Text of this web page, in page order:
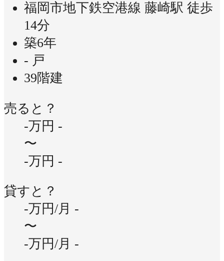
福岡市地下鉄空港線 藤崎駅 徒歩
14分
築6年
- 戸
39階建
売ると？
-万円 -
〜
-万円 -
貸すと？
-万円/月 -
〜
-万円/月 -